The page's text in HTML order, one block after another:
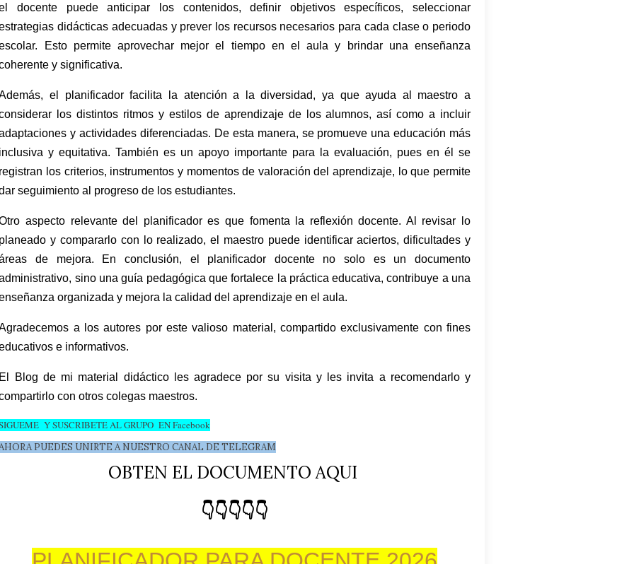
docente puede anticipar los contenidos, definir objetivos específicos, seleccionar
didácticas adecuadas y prever los recursos necesarios para cada clase o periodo
Esto permite aprovechar mejor el tiempo en el aula y brindar una enseñanza
y significativa.
el planificador facilita la atención a la diversidad, ya que ayuda al maestro a
los distintos ritmos y estilos de aprendizaje de los alumnos, así como a incluir
y actividades diferenciadas. De esta manera, se promueve una educación más
y equitativa. También es un apoyo importante para la evaluación, pues en él se
los criterios, instrumentos y momentos de valoración del aprendizaje, lo que permite
seguimiento al progreso de los estudiantes.
aspecto relevante del planificador es que fomenta la reflexión docente. Al revisar lo
y compararlo con lo realizado, el maestro puede identificar aciertos, dificultades y
de mejora. En conclusión, el planificador docente no solo es un documento
sino una guía pedagógica que fortalece la práctica educativa, contribuye a una
organizada y mejora la calidad del aprendizaje en el aula.
a los autores por este valioso material, compartido exclusivamente con fines
e informativos.
Blog de mi material didáctico les agradece por su visita y les invita a recomendarlo y
con otros colegas maestros.
Y SUSCRIBETE AL GRUPO EN Facebook
PUEDES UNIRTE A NUESTRO CANAL DE TELEGRAM
OBTEN EL DOCUMENTO AQUI
👇👇👇👇👇